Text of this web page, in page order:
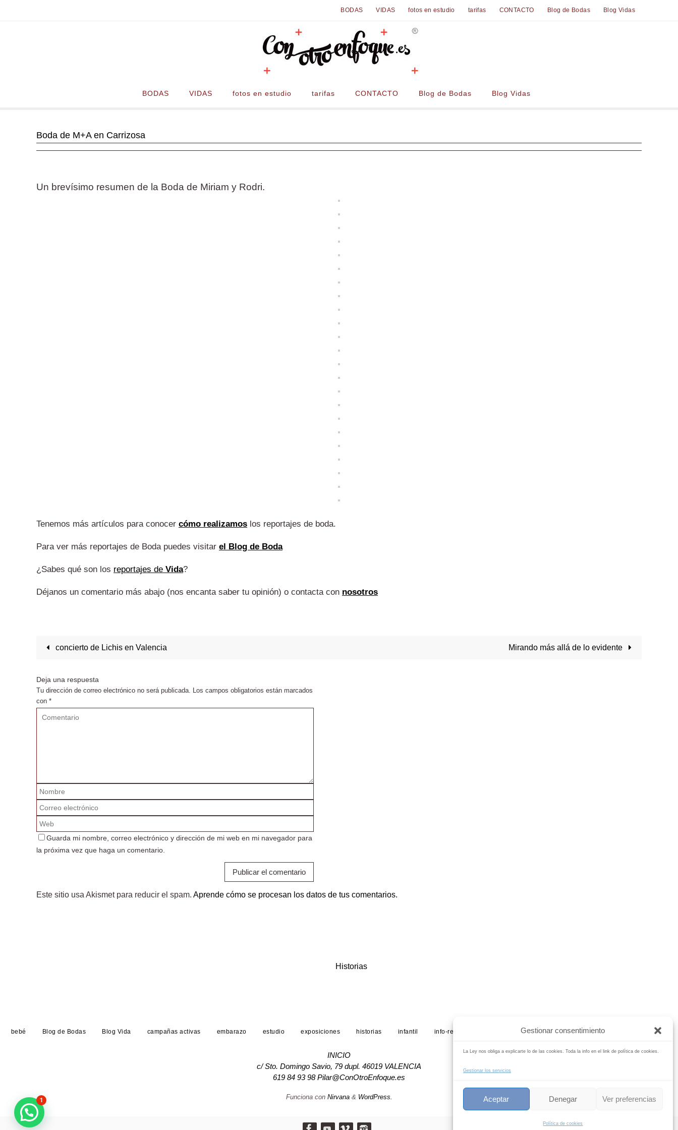
Gestionar consentimiento
La Ley nos obliga a explicarte lo de las cookies. Toda la info en el link de política de cookies.
Gestionar los servicios
Aceptar Denegar Ver preferencias
Política de cookies
BODAS VIDAS fotos en estudio tarifas CONTACTO Blog de Bodas Blog Vidas
BODAS VIDAS fotos en estudio tarifas CONTACTO Blog de Bodas Blog Vidas
Boda de M+A en Carrizosa
Un brevísimo resumen de la Boda de Miriam y Rodri.
Tenemos más artículos para conocer cómo realizamos los reportajes de boda.
Para ver más reportajes de Boda puedes visitar el Blog de Boda
¿Sabes qué son los reportajes de Vida?
Déjanos un comentario más abajo (nos encanta saber tu opinión) o contacta con nosotros
concierto de Lichis en Valencia Mirando más allá de lo evidente
Deja una respuesta
Tu dirección de correo electrónico no será publicada. Los campos obligatorios están marcados
con *
Guarda mi nombre, correo electrónico y dirección de mi web en mi navegador para
la próxima vez que haga un comentario.
Este sitio usa Akismet para reducir el spam. Aprende cómo se procesan los datos de tus comentarios.
Historias
bebé Blog de Bodas Blog Vida campañas activas embarazo estudio exposiciones historias infantil info-reportajes-boda Noticias radio tarifas Buscar
INICIO
c/ Sto. Domingo Savio, 79 dupl. 46019 VALENCIA
619 84 93 98 Pilar@ConOtroEnfoque.es
Funciona con Nirvana& WordPress.
1